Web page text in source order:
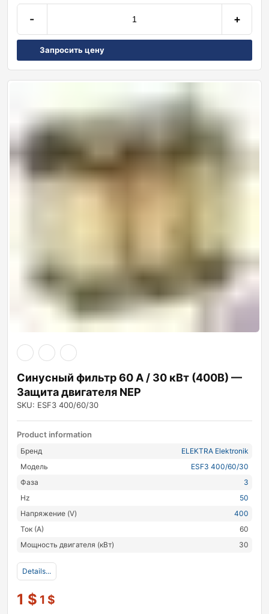
- +
Запросить цену
Синусный фильтр 60 А / 30 кВт (400В) —
Защита двигателя NEP
SKU: ESF3 400/60/30
Product information
Бренд
ELEKTRA Elektronik
Модель
ESF3 400/60/30
Фаза
3
Hz
50
Напряжение (V)
400
Ток (А)
60
Мощность двигателя (кВт)
30
Details...
1 $ 1 $